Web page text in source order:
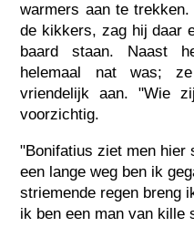
warmers aan te
de kikkers, zag hij daar
baard staan. Naast
helemaal nat was;
vriendelijk aan. "Wie
voorzichtig.
"Bonifatius ziet men hier
een lange weg ben ik
striemende regen breng
ik ben een man van kille